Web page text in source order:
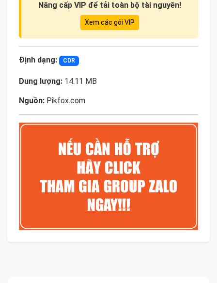
Nâng cấp VIP để tải toàn bộ tài nguyên!
Xem các gói VIP
Định dạng: CDR
Dung lượng: 14.11 MB
Nguồn: Pikfox.com